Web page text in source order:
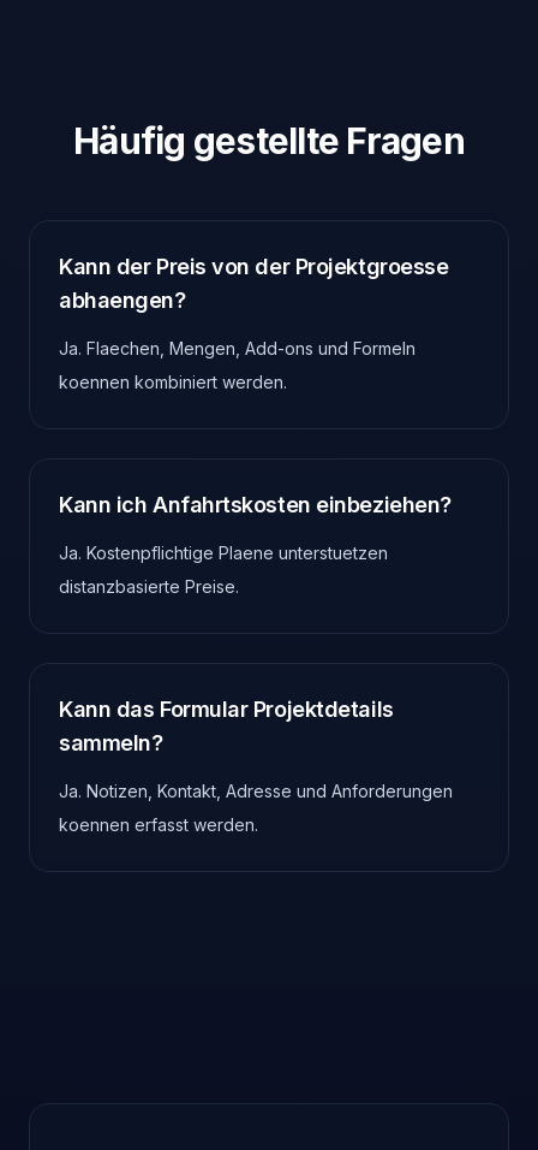
Häufig gestellte Fragen
Kann der Preis von der Projektgroesse
abhaengen?
Ja. Flaechen, Mengen, Add-ons und Formeln
koennen kombiniert werden.
Kann ich Anfahrtskosten einbeziehen?
Ja. Kostenpflichtige Plaene unterstuetzen
distanzbasierte Preise.
Kann das Formular Projektdetails
sammeln?
Ja. Notizen, Kontakt, Adresse und Anforderungen
koennen erfasst werden.